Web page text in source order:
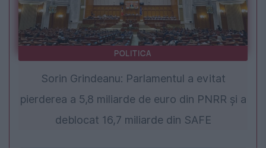
POLITICA
Sorin Grindeanu: Parlamentul a evitat
pierderea a 5,8 miliarde de euro din PNRR și a
deblocat 16,7 miliarde din SAFE